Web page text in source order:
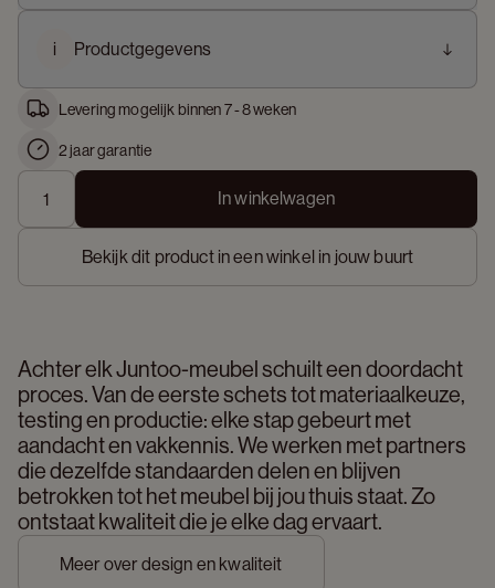
i Productgegevens
Levering mogelijk binnen 7 - 8 weken
2 jaar garantie
In winkelwagen
Bekijk dit product in een winkel in jouw buurt
Achter elk Juntoo-meubel schuilt een doordacht
proces. Van de eerste schets tot materiaalkeuze,
testing en productie: elke stap gebeurt met
aandacht en vakkennis. We werken met partners
die dezelfde standaarden delen en blijven
betrokken tot het meubel bij jou thuis staat. Zo
ontstaat kwaliteit die je elke dag ervaart.
Meer over design en kwaliteit